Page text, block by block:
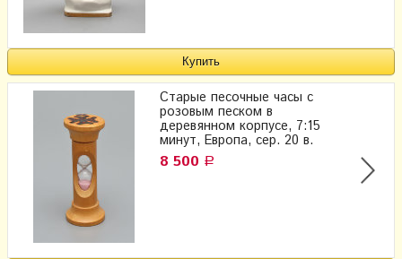
Старые песочные часы с
розовым песком в
деревянном корпусе, 7:15
минут, Европа, сер. 20 в.
8 500 Р